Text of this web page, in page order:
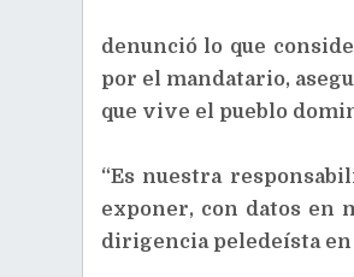
denunció lo que
por el mandatario,
que vive el pueblo
“Es nuestra
exponer, con datos en
dirigencia peledeísta en